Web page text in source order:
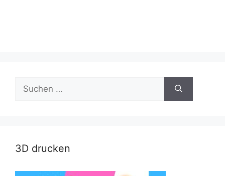
nach:
3D drucken